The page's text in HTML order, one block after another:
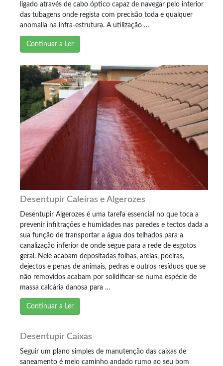
ligado através de cabo óptico capaz de navegar pelo interior
das tubagens onde regista com precisão toda e qualquer
anomalia na infra-estrutura. A utilização …
Continuar a Ler
Desentupir Caleiras e Algerozes
Desentupir Algerozes é uma tarefa essencial no que toca a
prevenir infiltrações e humidades nas paredes e tectos dada a
sua função de transportar a água dos telhados para a
canalização inferior de onde segue para a rede de esgotos
geral. Nele acabam depositadas folhas, areias, poeiras,
dejectos e penas de animais, pedras e outros resíduos que se
não removidos acabam por solidificar-se numa espécie de
massa calcária danosa para …
Continuar a Ler
Desentupir Caixas
Seguir um plano simples de manutenção das caixas de
saneamento é meio caminho andado rumo ao seu bom